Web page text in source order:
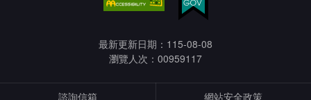
最新更新日期：115-08-08
瀏覽人次：00959117
諮詢信箱 網站安全政策